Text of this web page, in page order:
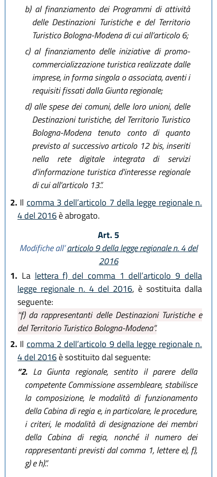
b)al finanziamento dei Programmi di attività
delle Destinazioni Turistiche e del Territorio
Turistico Bologna-Modena di cui all’articolo 6;
c)al finanziamento delle iniziative di promo-
commercializzazione turistica realizzate dalle
imprese, in forma singola o associata, aventi i
requisiti fissati dalla Giunta regionale;
d)alle spese dei comuni, delle loro unioni, delle
Destinazioni turistiche, del Territorio Turistico
Bologna-Modena tenuto conto di quanto
previsto al successivo articolo 12 bis, inseriti
nella rete digitale integrata di servizi
d'informazione turistica d'interesse regionale
di cui all'articolo 13.”.
2. Il comma 3 dell’articolo 7 della legge regionale n.
4 del 2016è abrogato.
Art. 5
Modifiche all’articolo 9 della legge regionale n. 4 del
2016
1. La lettera f) del comma 1 dell’articolo 9 della
legge regionale n. 4 del 2016, è sostituita dalla
seguente:
“f) da rappresentanti delle Destinazioni Turistiche e
del Territorio Turistico Bologna-Modena”.
2. Il comma 2 dell’articolo 9 della legge regionale n.
4 del 2016è sostituito dal seguente:
“2.La Giunta regionale, sentito il parere della
competente Commissione assembleare, stabilisce
la composizione, le modalità di funzionamento
della Cabina di regia e, in particolare, le procedure,
i criteri, le modalità di designazione dei membri
della Cabina di regia, nonché il numero dei
rappresentanti previsti dal comma 1, lettere e), f),
g) e h).”.